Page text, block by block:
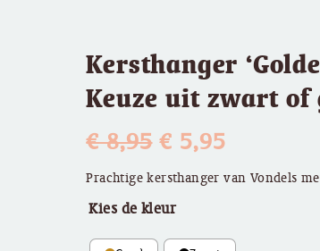
Kersthanger
Keuze uit zwart of
€8,95 Oorspronkelijke
prijs
was:
€ 5,95Huidige
prijs
Prachtige kersthanger van Vondels
Kies de kleur